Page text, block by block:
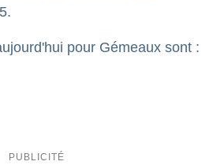
pour Gémeaux sont :